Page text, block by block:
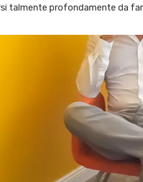
talmente profondamente da